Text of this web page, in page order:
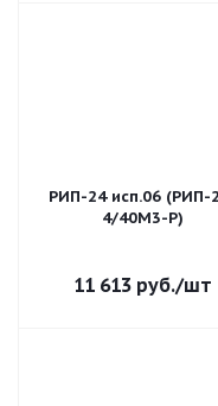
РИП-24 исп.06 (РИП-
4/40М3-Р)
11 613 руб./шт